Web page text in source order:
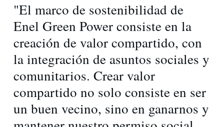
"El marco de sostenibilidad de
Enel Green Power consiste en la
creación de valor compartido, con
la integración de asuntos sociales y
comunitarios. Crear valor
compartido no solo consiste en ser
un buen vecino, sino en ganarnos y